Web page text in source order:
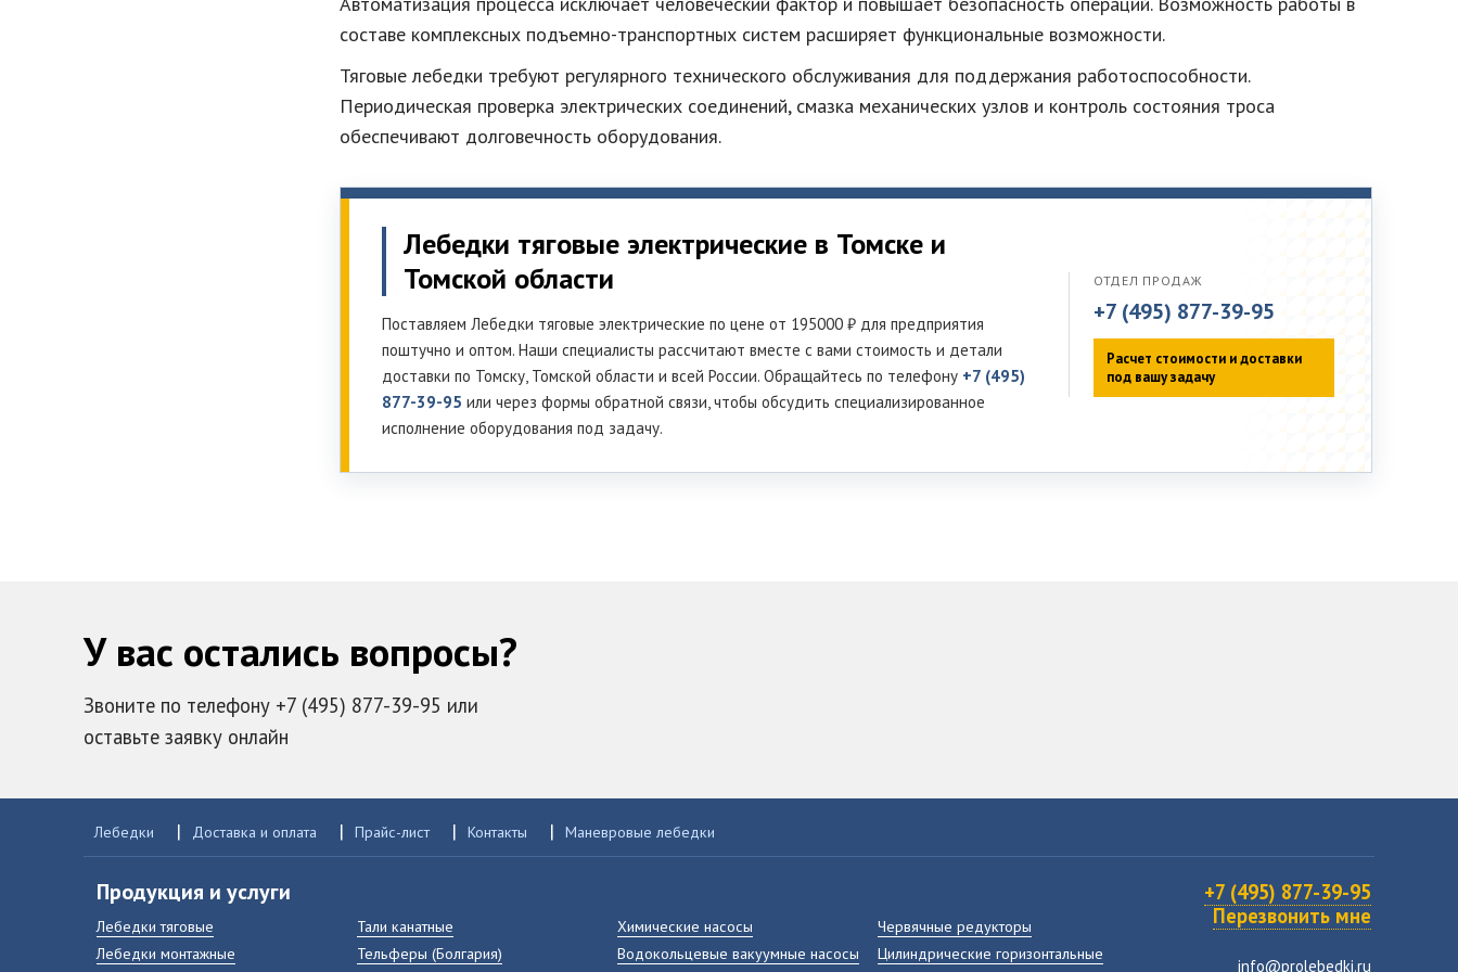
составе комплексных подъемно-транспортных систем расширяет функциональные возможности.
Тяговые лебедки требуют регулярного технического обслуживания для поддержания работоспособности.
Периодическая проверка электрических соединений, смазка механических узлов и контроль состояния троса
обеспечивают долговечность оборудования.
Лебедки тяговые электрические в Томске и
Томской области
Поставляем Лебедки тяговые электрические по цене от 195000 ₽ для предприятия
поштучно и оптом. Наши специалисты рассчитают вместе с вами стоимость и детали
доставки по Томску, Томской области и всей России. Обращайтесь по телефону +7 (495)
877-39-95 или через формы обратной связи, чтобы обсудить специализированное
исполнение оборудования под задачу.
ОТДЕЛ ПРОДАЖ
+7 (495) 877-39-95
Расчет стоимости и доставки
под вашу задачу
У вас остались вопросы?
Звоните по телефону +7 (495) 877-39-95 или
оставьте заявку онлайн
Лебедки | Доставка и оплата | Прайс-лист | Контакты | Маневровые лебедки
Продукция и услуги
Лебедки тяговые
Лебедки монтажные
Тали канатные
Тельферы (Болгария)
Химические насосы
Водокольцевые вакуумные насосы
Червячные редукторы
Цилиндрические горизонтальные
+7 (495) 877-39-95
Перезвонить мне
info@prolebedki.ru